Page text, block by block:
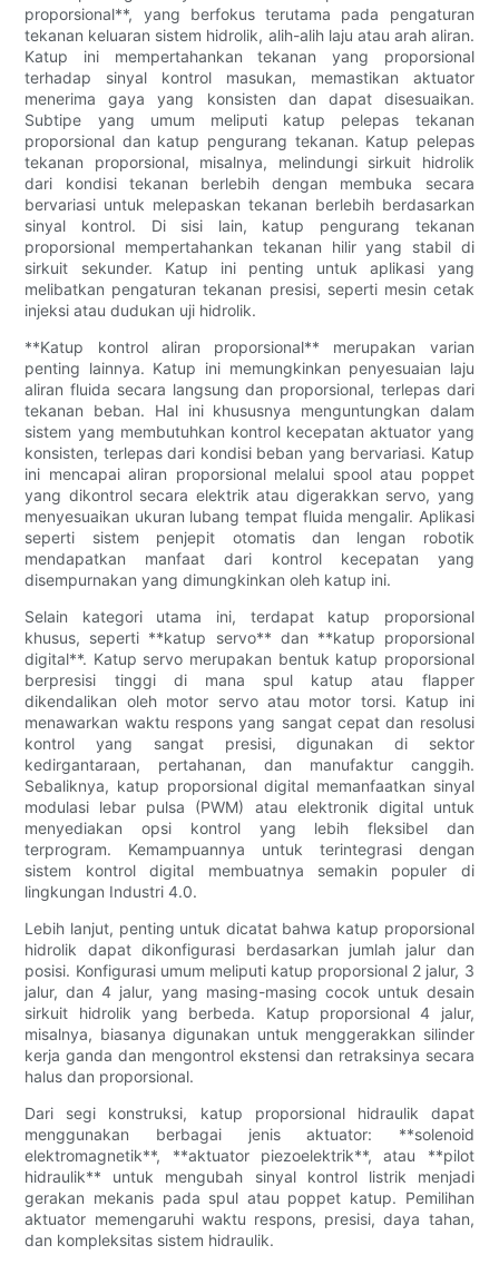
proporsional**, yang berfokus terutama pada pengaturan
tekanan keluaran sistem hidrolik, alih-alih laju atau arah aliran.
Katup ini mempertahankan tekanan yang proporsional
terhadap sinyal kontrol masukan, memastikan aktuator
menerima gaya yang konsisten dan dapat disesuaikan.
Subtipe yang umum meliputi katup pelepas tekanan
proporsional dan katup pengurang tekanan. Katup pelepas
tekanan proporsional, misalnya, melindungi sirkuit hidrolik
dari kondisi tekanan berlebih dengan membuka secara
bervariasi untuk melepaskan tekanan berlebih berdasarkan
sinyal kontrol. Di sisi lain, katup pengurang tekanan
proporsional mempertahankan tekanan hilir yang stabil di
sirkuit sekunder. Katup ini penting untuk aplikasi yang
melibatkan pengaturan tekanan presisi, seperti mesin cetak
injeksi atau dudukan uji hidrolik.
**Katup kontrol aliran proporsional** merupakan varian
penting lainnya. Katup ini memungkinkan penyesuaian laju
aliran fluida secara langsung dan proporsional, terlepas dari
tekanan beban. Hal ini khususnya menguntungkan dalam
sistem yang membutuhkan kontrol kecepatan aktuator yang
konsisten, terlepas dari kondisi beban yang bervariasi. Katup
ini mencapai aliran proporsional melalui spool atau poppet
yang dikontrol secara elektrik atau digerakkan servo, yang
menyesuaikan ukuran lubang tempat fluida mengalir. Aplikasi
seperti sistem penjepit otomatis dan lengan robotik
mendapatkan manfaat dari kontrol kecepatan yang
disempurnakan yang dimungkinkan oleh katup ini.
Selain kategori utama ini, terdapat katup proporsional
khusus, seperti **katup servo** dan **katup proporsional
digital**. Katup servo merupakan bentuk katup proporsional
berpresisi tinggi di mana spul katup atau flapper
dikendalikan oleh motor servo atau motor torsi. Katup ini
menawarkan waktu respons yang sangat cepat dan resolusi
kontrol yang sangat presisi, digunakan di sektor
kedirgantaraan, pertahanan, dan manufaktur canggih.
Sebaliknya, katup proporsional digital memanfaatkan sinyal
modulasi lebar pulsa (PWM) atau elektronik digital untuk
menyediakan opsi kontrol yang lebih fleksibel dan
terprogram. Kemampuannya untuk terintegrasi dengan
sistem kontrol digital membuatnya semakin populer di
lingkungan Industri 4.0.
Lebih lanjut, penting untuk dicatat bahwa katup proporsional
hidrolik dapat dikonfigurasi berdasarkan jumlah jalur dan
posisi. Konfigurasi umum meliputi katup proporsional 2 jalur, 3
jalur, dan 4 jalur, yang masing-masing cocok untuk desain
sirkuit hidrolik yang berbeda. Katup proporsional 4 jalur,
misalnya, biasanya digunakan untuk menggerakkan silinder
kerja ganda dan mengontrol ekstensi dan retraksinya secara
halus dan proporsional.
Dari segi konstruksi, katup proporsional hidraulik dapat
menggunakan berbagai jenis aktuator: **solenoid
elektromagnetik**, **aktuator piezoelektrik**, atau **pilot
hidraulik** untuk mengubah sinyal kontrol listrik menjadi
gerakan mekanis pada spul atau poppet katup. Pemilihan
aktuator memengaruhi waktu respons, presisi, daya tahan,
dan kompleksitas sistem hidraulik.